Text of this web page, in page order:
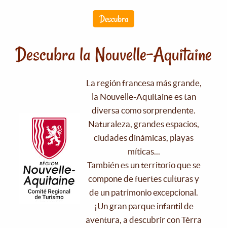
Descubra
Descubra la Nouvelle-Aquitaine
La región francesa más grande,
la Nouvelle-Aquitaine es tan
diversa como sorprendente.
Naturaleza, grandes espacios,
ciudades dinámicas, playas
míticas...
También es un territorio que se
compone de fuertes culturas y
de un patrimonio excepcional.
¡Un gran parque infantil de
aventura, a descubrir con Tèrra